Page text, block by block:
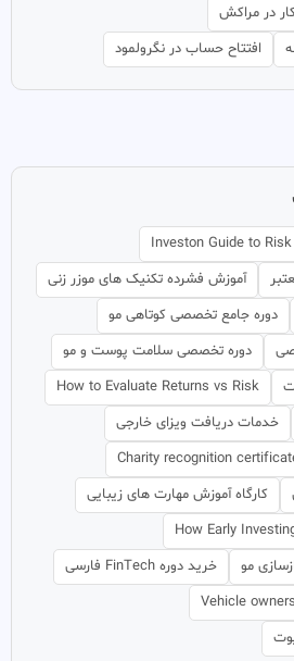
در مراکش
افتتاح حساب در نگرولمود
Investon Guide to
آموزش فشرده تکنیک های موزر زنی
دوره جامع تخصصی کوتاهی مو
دوره تخصصی سلامت پوست و مو
How to Evaluate Returns vs Risk
خدمات دریافت ویزای خارجی
Charity recognition
کارگاه آموزش مهارت های زیبایی
How Early
مو
خرید دوره FinTech فارسی
Vehicle